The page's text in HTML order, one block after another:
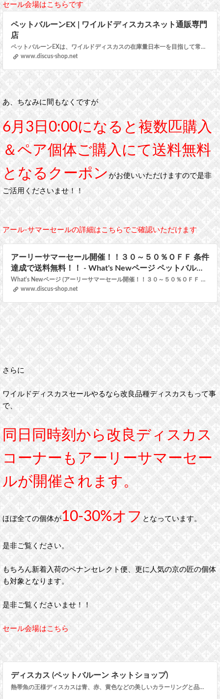
セール会場はこちらです
ペットバルーンEX | ワイルドディスカスネット通販専門
店
ペットバルーンEXは、ワイルドディスカスの在庫量日本一を目指して常時1000匹以上の大量ストックで販売中の大阪の熱帯魚店です。飼育方法やコンディション不良についてもお気軽にお問い合わせください。
www.discus-shop.net
あ、ちなみに間もなくですが
6月3日0:00になると複数匹購入
＆ペア個体ご購入にて送料無料
となるクーポンがお使いいただけますので是非
ご活用くださいませ！！
アール-サマーセールの詳細はこちらでご確認いただけます
アーリーサマーセール開催！！３０～５０％ＯＦＦ 条件
達成で送料無料！！ - What's Newページ ペットバルー
ンEX ワイルドディスカスネット通販専門店
What's Newページ (アーリーサマーセール開催！！３０～５０％ＯＦＦ 条件達成で送料無料！！)
www.discus-shop.net
さらに
ワイルドディスカスセールやるなら改良品種ディスカスもって事
で、
同日同時刻から改良ディスカス
コーナーもアーリーサマーセー
ルが開催されます。
ほぼ全ての個体が10-30%オフ となっています。
是非ご覧ください。
もちろん新着入荷のペナンセレクト便、更に人気の京の匠の個体
も対象となります。
是非ご覧くださいませ！！
セール会場はこちら
ディスカス (ペットバルーン ネットショップ)
熱帯魚の王様ディスカスは青、赤、黄色などの美しいカラーリングと品種が大変豊富なことから水槽内でも主役の存在となります。コレクションはもちろんペアリングすると繁殖も可能となります。 飼育自体はコツさえつかめば丈夫で長生きする種類となります。